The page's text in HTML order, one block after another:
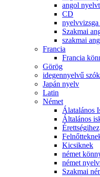
angol
CD
nyelvvizsga
Szakmai
szakmai
Francia
Francia
Görög
idegennyelvű
Japán nyelv
Latin
Német
Álatalános
Általános
Kicsiknek
német
német
Szakmai